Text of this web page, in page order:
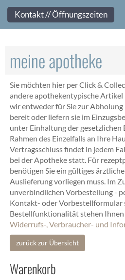
Kontakt
meine apotheke
Sie möchten hier per Click &
andere apothekentypische Artikel
wir entweder für Sie zur
bereit oder liefern sie im
unter Einhaltung der gesetzlichen
Rahmen des Einzelfalls an Ihre
Vertragsschluss findet in jedem
bei der Apotheke statt. Für
benötigen Sie ein gültiges
Auslieferung vorliegen muss. Im
unverbindlichen Vorbestellung -
Kontakt- oder Vorbestellformular
Bestellfunktionalität stehen
Widerrufs-, Verbraucher- und
zurück zur Übersicht
Warenkorb
Kontakt // Öffnungszeiten